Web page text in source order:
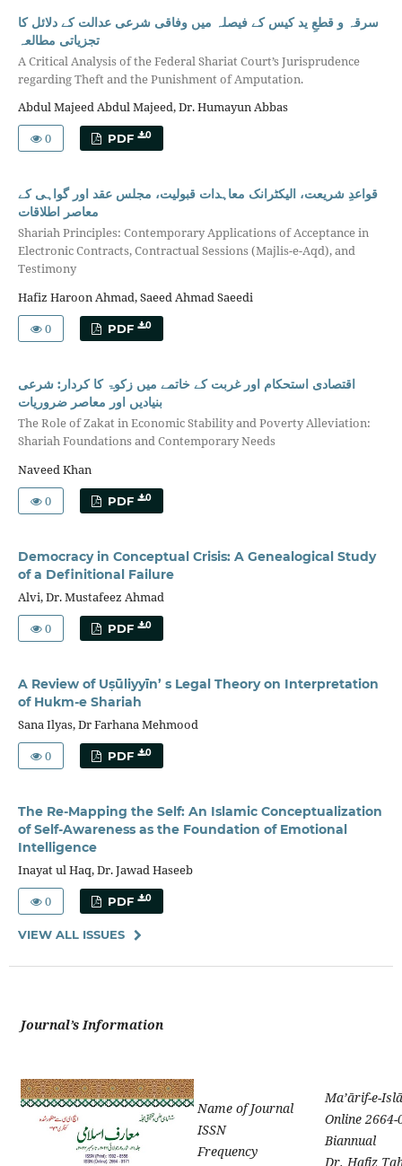
سرقہ و قطعِ ید کیس کے فیصلہ میں وفاقی شرعی عدالت کے دلائل کا
تجزیاتی مطالعہ
A Critical Analysis of the Federal Shariat Court’s Jurisprudence
regarding Theft and the Punishment of Amputation.
Abdul Majeed Abdul Majeed, Dr. Humayun Abbas
0
PDF 0
قواعدِ شریعت، الیکٹرانک معاہدات قبولیت، مجلس عقد اور گواہی کے
معاصر اطلاقات
Shariah Principles: Contemporary Applications of Acceptance in
Electronic Contracts, Contractual Sessions (Majlis-e-Aqd), and
Testimony
Hafiz Haroon Ahmad, Saeed Ahmad Saeedi
0
PDF 0
اقتصادی استحکام اور غربت کے خاتمے میں زکوۃ کا کردار: شرعی
بنیادیں اور معاصر ضروریات
The Role of Zakat in Economic Stability and Poverty Alleviation:
Shariah Foundations and Contemporary Needs
Naveed Khan
0
PDF 0
Democracy in Conceptual Crisis: A Genealogical Study
of a Definitional Failure
Alvi, Dr. Mustafeez Ahmad
0
PDF 0
A Review of Uṣūliyyīn’ s Legal Theory on Interpretation
of Hukm-e Shariah
Sana Ilyas, Dr Farhana Mehmood
0
PDF 0
The Re-Mapping the Self: An Islamic Conceptualization
of Self-Awareness as the Foundation of Emotional
Intelligence
Inayat ul Haq, Dr. Jawad Haseeb
0
PDF 0
VIEW ALL ISSUES
Journal’s Information
Name of Journal
ISSN
Frequency
Ma’ārif-e-
Online
Biannual
Dr. Hafiz